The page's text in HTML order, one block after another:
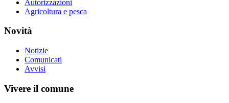
Autorizzazioni
Agricoltura e pesca
Novità
Notizie
Comunicati
Avvisi
Vivere il comune